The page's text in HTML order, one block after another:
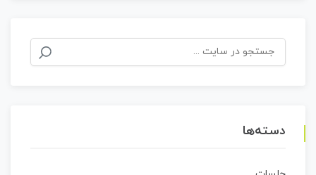
جستجو
برای:
دسته‌ها